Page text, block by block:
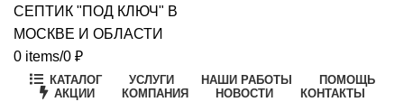
0 items/0 ₽
КАТАЛОГ УСЛУГИ НАШИ РАБОТЫ
ПОМОЩЬ
АКЦИИ
КОМПАНИЯ НОВОСТИ КОНТАКТЫ